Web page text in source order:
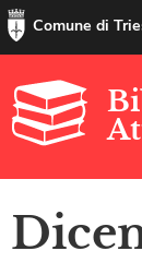
Comune di